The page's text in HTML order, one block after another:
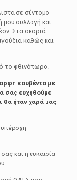
σε σύντομο
μου συλλογή και
Στα σκαριά
καθώς και
το φθινόπωρο.
κουβέντα με
σας ευχηθούμε
θα ήταν χαρά μας
και η ευκαιρία